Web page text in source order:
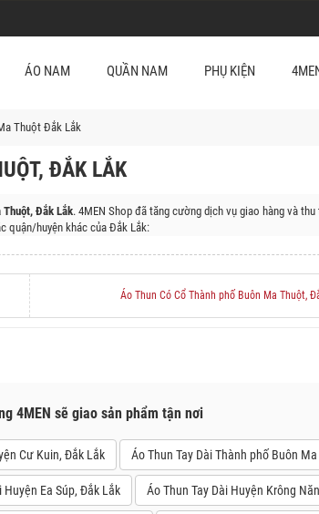
ÁO NAM QUẦN NAM PHỤ KIỆN
Thuột Đắk Lắk
ĐẮK LẮK
Thuột, Đắk Lắk. 4MEN Shop đã tăng cường dịch vụ giao hàng và
quận/huyện khác của Đắk Lắk:
Áo Thun Có Cổ Thành phố Buôn Ma Thuột,
4MEN sẽ giao sản phẩm tận nơi
Cư Kuin, Đắk Lắk Áo Thun Tay Dài Thành phố Buôn
Huyện Ea Súp, Đắk Lắk Áo Thun Tay Dài Huyện Krông